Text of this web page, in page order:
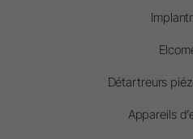
Détartreurs
Appareils